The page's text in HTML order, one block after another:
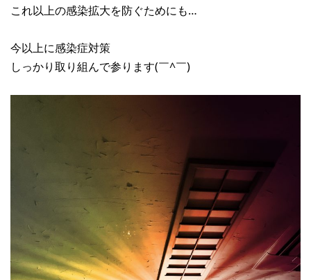
これ以上の感染拡大を防ぐためにも…
今以上に感染症対策
しっかり取り組んで参ります(￣^￣)ゞ